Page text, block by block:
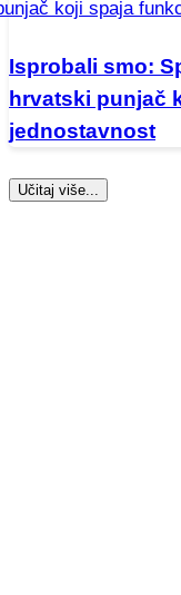
Isprobali smo:
hrvatski punjač
jednostavnost
Učitaj više...